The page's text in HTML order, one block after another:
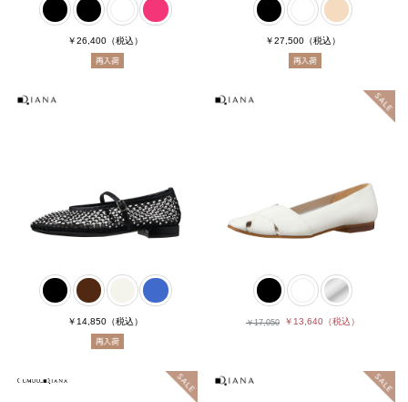
￥26,400 （税込） ￥27,500（税込）
￥14,850 （税込） ￥17,050 ￥13,640（税込）